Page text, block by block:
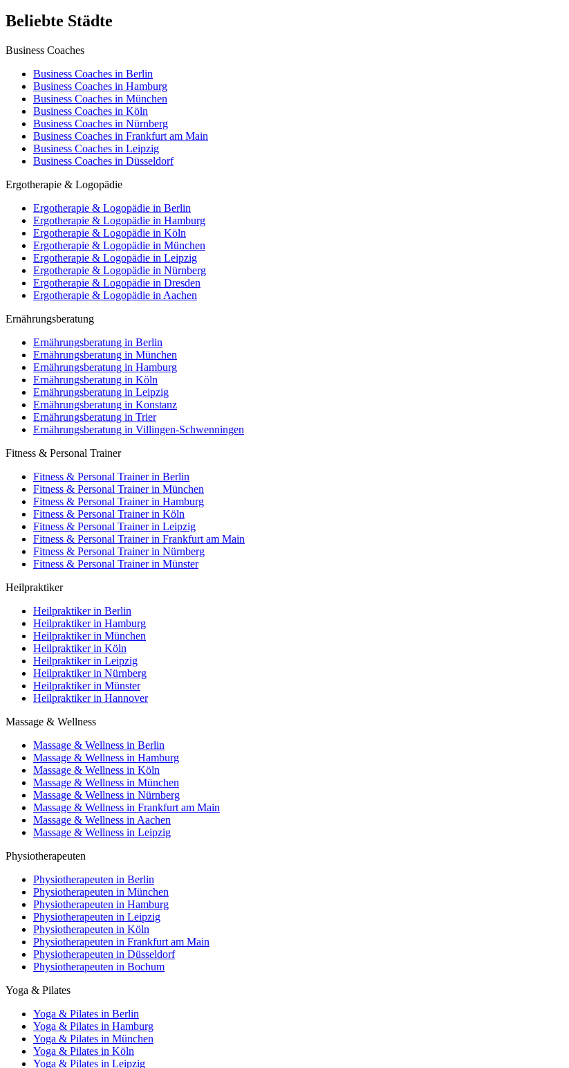
Beliebte Städte
Business Coaches
Business Coaches in Berlin
Business Coaches in Hamburg
Business Coaches in München
Business Coaches in Köln
Business Coaches in Nürnberg
Business Coaches in Frankfurt am Main
Business Coaches in Leipzig
Business Coaches in Düsseldorf
Ergotherapie & Logopädie
Ergotherapie & Logopädie in Berlin
Ergotherapie & Logopädie in Hamburg
Ergotherapie & Logopädie in Köln
Ergotherapie & Logopädie in München
Ergotherapie & Logopädie in Leipzig
Ergotherapie & Logopädie in Nürnberg
Ergotherapie & Logopädie in Dresden
Ergotherapie & Logopädie in Aachen
Ernährungsberatung
Ernährungsberatung in Berlin
Ernährungsberatung in München
Ernährungsberatung in Hamburg
Ernährungsberatung in Köln
Ernährungsberatung in Leipzig
Ernährungsberatung in Konstanz
Ernährungsberatung in Trier
Ernährungsberatung in Villingen-Schwenningen
Fitness & Personal Trainer
Fitness & Personal Trainer in Berlin
Fitness & Personal Trainer in München
Fitness & Personal Trainer in Hamburg
Fitness & Personal Trainer in Köln
Fitness & Personal Trainer in Leipzig
Fitness & Personal Trainer in Frankfurt am Main
Fitness & Personal Trainer in Nürnberg
Fitness & Personal Trainer in Münster
Heilpraktiker
Heilpraktiker in Berlin
Heilpraktiker in Hamburg
Heilpraktiker in München
Heilpraktiker in Köln
Heilpraktiker in Leipzig
Heilpraktiker in Nürnberg
Heilpraktiker in Münster
Heilpraktiker in Hannover
Massage & Wellness
Massage & Wellness in Berlin
Massage & Wellness in Hamburg
Massage & Wellness in Köln
Massage & Wellness in München
Massage & Wellness in Nürnberg
Massage & Wellness in Frankfurt am Main
Massage & Wellness in Aachen
Massage & Wellness in Leipzig
Physiotherapeuten
Physiotherapeuten in Berlin
Physiotherapeuten in München
Physiotherapeuten in Hamburg
Physiotherapeuten in Leipzig
Physiotherapeuten in Köln
Physiotherapeuten in Frankfurt am Main
Physiotherapeuten in Düsseldorf
Physiotherapeuten in Bochum
Yoga & Pilates
Yoga & Pilates in Berlin
Yoga & Pilates in Hamburg
Yoga & Pilates in München
Yoga & Pilates in Köln
Yoga & Pilates in Leipzig